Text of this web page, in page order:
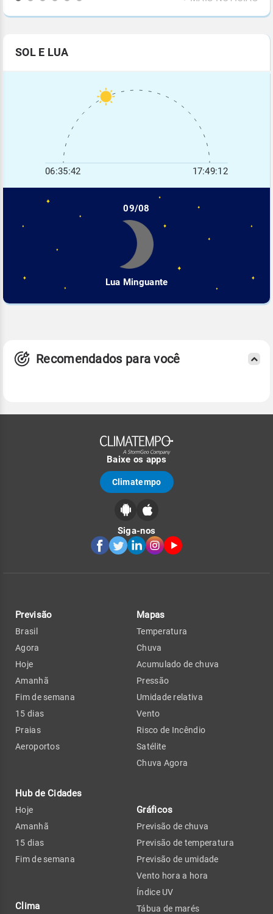
SOL E LUA
06:35:42 17:49:12
09/08
Lua Minguante
Recomendados para você
Baixe os apps
Climatempo
Siga-nos
Previsão
Brasil
Agora
Hoje
Amanhã
Fim de semana
15 dias
Praias
Aeroportos
Hub de Cidades
Hoje
Amanhã
15 dias
Fim de semana
Clima
Mapas
Temperatura
Chuva
Acumulado de chuva
Pressão
Umidade relativa
Vento
Risco de Incêndio
Satélite
Chuva Agora
Gráficos
Previsão de chuva
Previsão de temperatura
Previsão de umidade
Vento hora a hora
Índice UV
Tábua de marés